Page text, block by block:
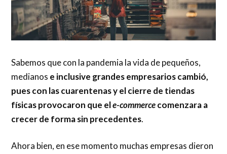
Sabemos que con la pandemia la vida de pequeños,
medianos e inclusive grandes empresarios cambió,
pues con las cuarentenas y el cierre de tiendas
físicas provocaron que ele-commercecomenzara a
crecer de forma sin precedentes.
Ahora bien, en ese momento muchas empresas dieron